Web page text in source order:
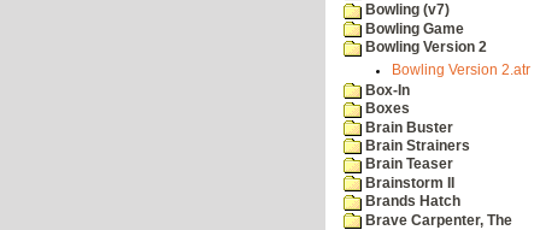
Bowling (v7)
Bowling Game
Bowling Version 2
Bowling Version 2.atr
Box-In
Boxes
Brain Buster
Brain Strainers
Brain Teaser
Brainstorm II
Brands Hatch
Brave Carpenter, The